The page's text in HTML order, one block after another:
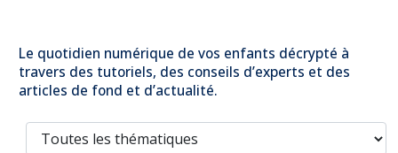
Le quotidien numérique de vos enfants décrypté à
travers des tutoriels, des conseils d’experts et des
articles de fond et d’actualité.